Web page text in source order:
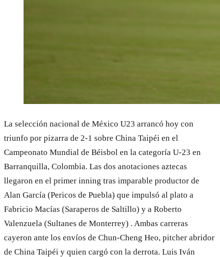
La selección nacional de México U23 arrancó hoy con
triunfo por pizarra de 2-1 sobre China Taipéi en el
Campeonato Mundial de Béisbol en la categoría U-23 en
Barranquilla, Colombia. Las dos anotaciones aztecas
llegaron en el primer inning tras imparable productor de
Alan García (Pericos de Puebla) que impulsó al plato a
Fabricio Macías (Saraperos de Saltillo) y a Roberto
Valenzuela (Sultanes de Monterrey) . Ambas carreras
cayeron ante los envíos de Chun-Cheng Heo, pitcher abridor
de China Taipéi y quien cargó con la derrota. Luis Iván